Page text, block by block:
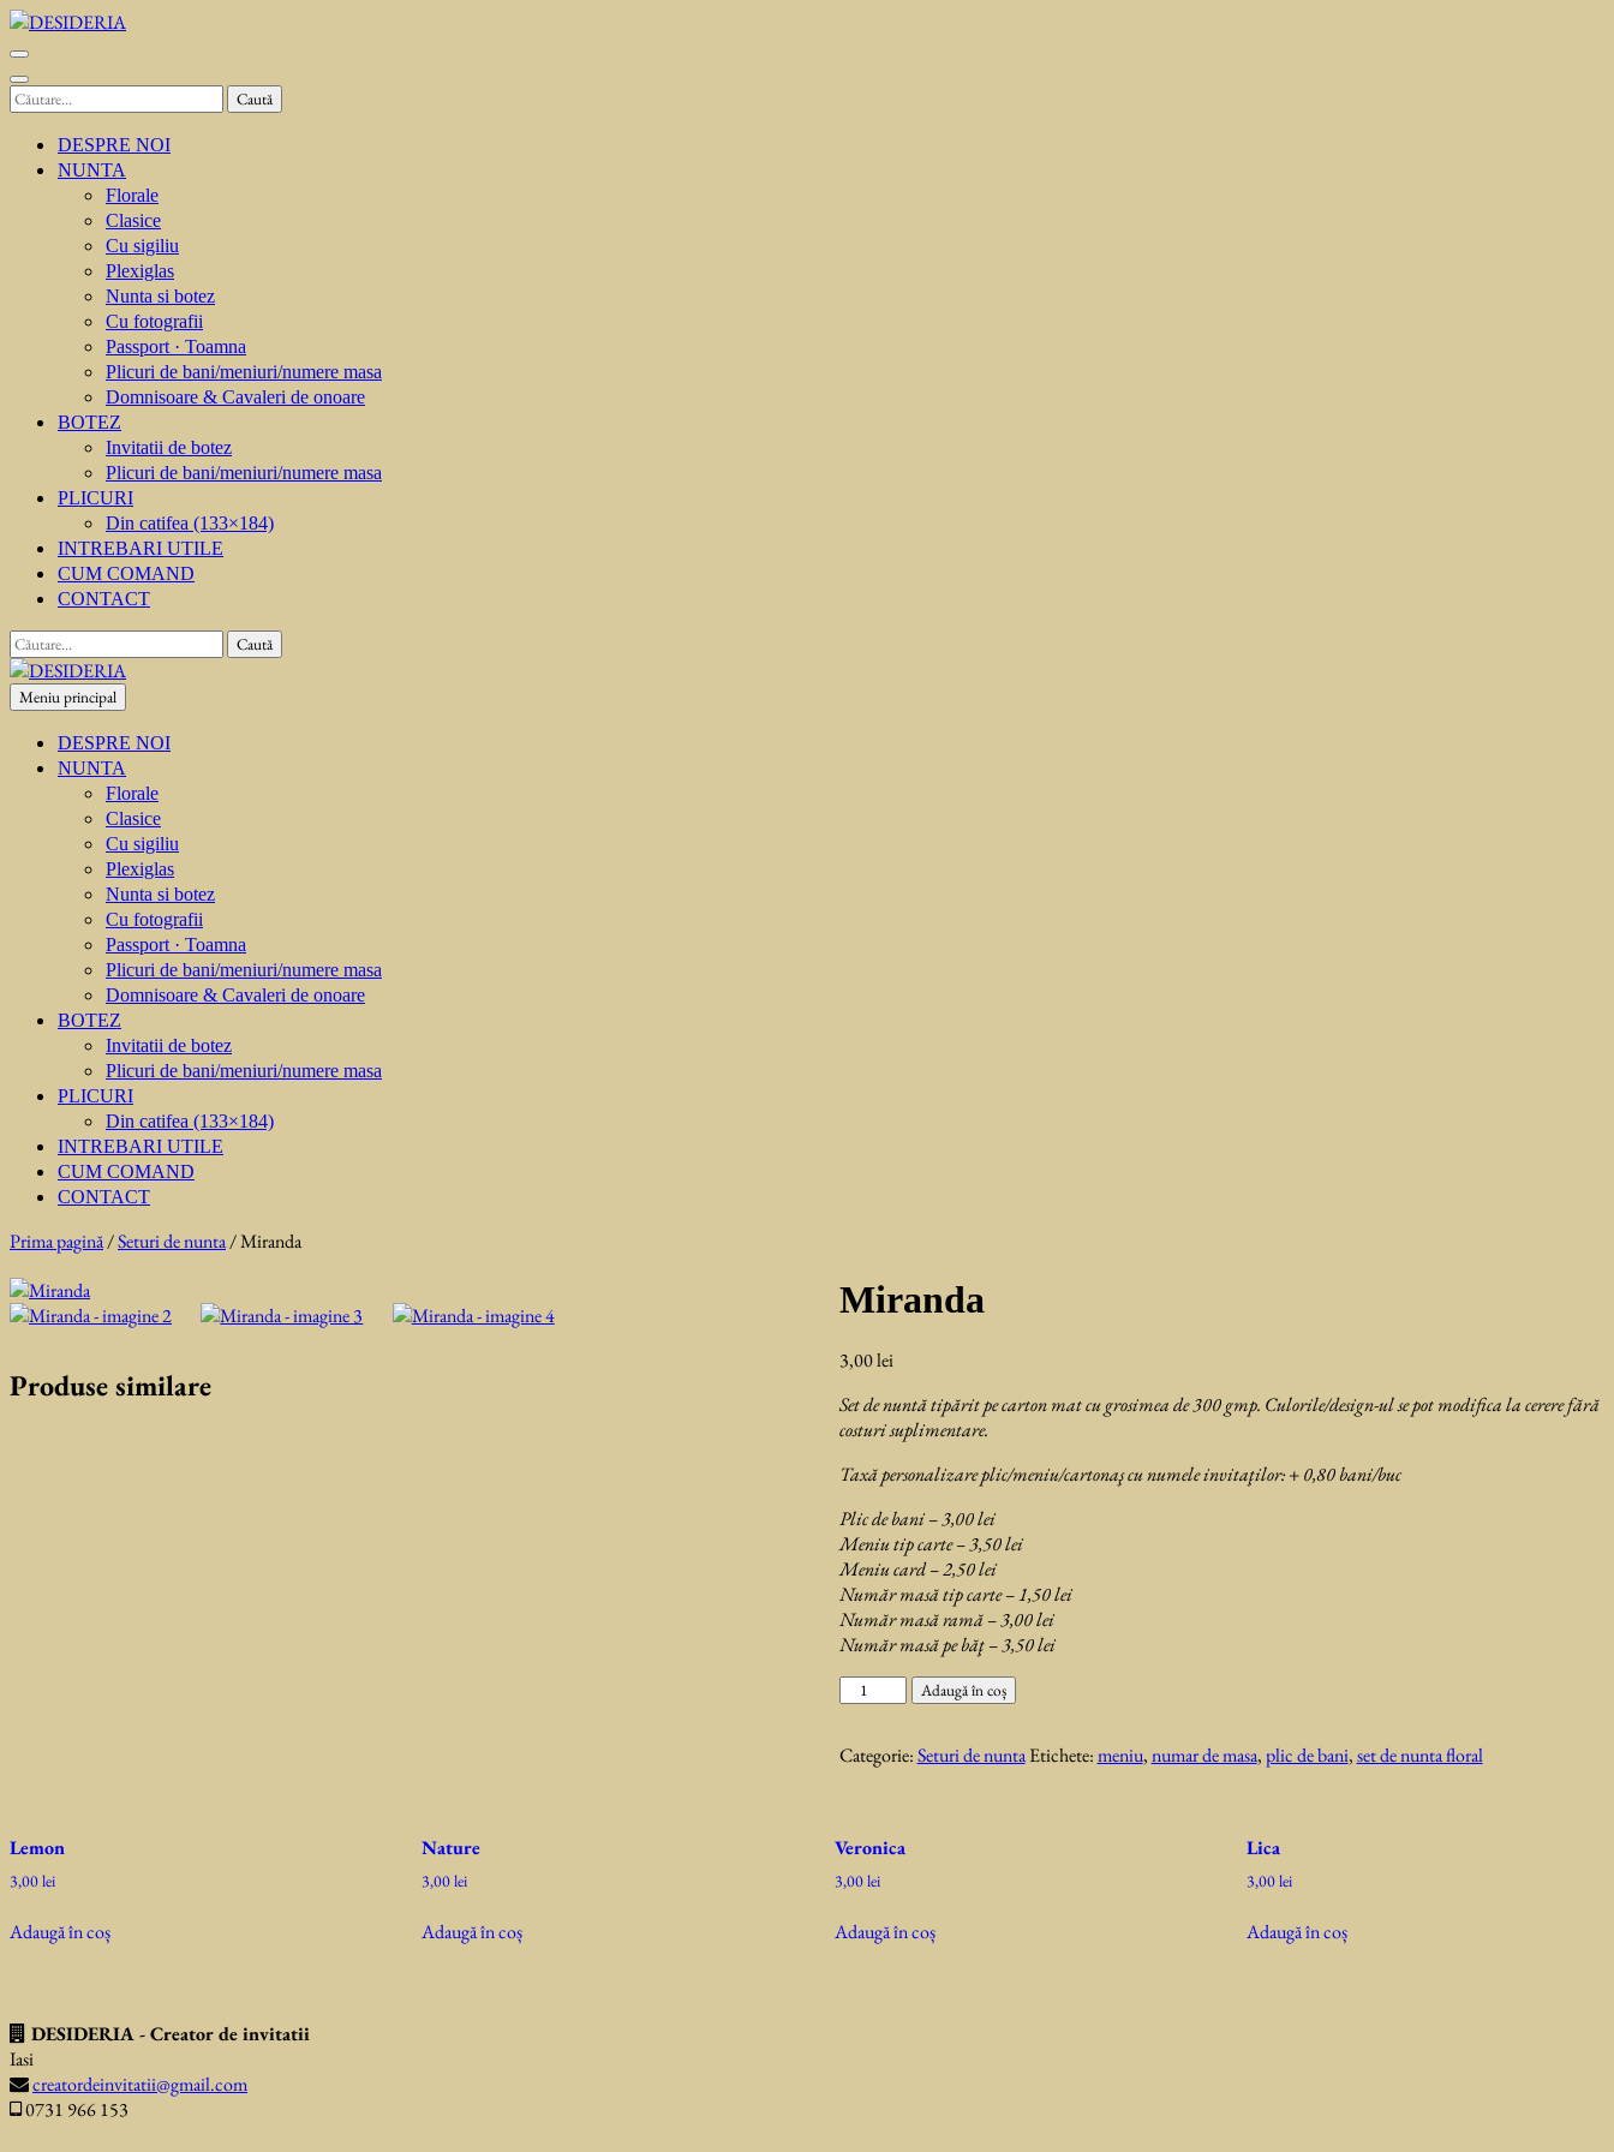
Sari
la
conținut
(apasă
Caută
DESPRE NOI
NUNTA
Florale
Clasice
Cu sigiliu
Plexiglas
Nunta si botez
Cu fotografii
Passport · Toamna
Plicuri de bani/meniuri/numere masa
Domnisoare & Cavaleri de onoare
BOTEZ
Invitatii de botez
Plicuri de bani/meniuri/numere masa
PLICURI
Din catifea (133×184)
INTREBARI UTILE
CUM COMAND
CONTACT
Caută
după:
DESIDERIA
Creator de invitati
Meniu principal
DESPRE NOI
NUNTA
Florale
Clasice
Cu sigiliu
Plexiglas
Nunta si botez
Cu fotografii
Passport · Toamna
Plicuri de bani/meniuri/numere masa
Domnisoare & Cavaleri de onoare
BOTEZ
Invitatii de botez
Plicuri de bani/meniuri/numere masa
PLICURI
Din catifea (133×184)
INTREBARI UTILE
CUM COMAND
CONTACT
Prima pagină/Seturi de nunta/ Miranda
Miranda
3,00lei
Set de nuntă tipărit pe carton mat cu grosimea de 300 gmp. Culorile/design-ul se pot modifica la cerere fără
costuri suplimentare.
Taxă personalizare plic/meniu/cartonaş cu numele invitaţilor: + 0,80 bani/buc
Plic de bani – 3,00 lei
Meniu tip carte – 3,50 lei
Meniu card – 2,50 lei
Număr masă tip carte – 1,50 lei
Număr masă ramă – 3,00 lei
Număr masă pe băţ – 3,50 lei
Cantitate
Adaugă în coș
Categorie:Seturi de nunta Etichete:meniu,numar de masa,plic de bani,set de nunta floral
Produse similare
Lemon
3,00lei
Adaugă în coș
Nature
3,00lei
Adaugă în coș
Veronica
3,00lei
Adaugă în coș
Lica
3,00lei
Adaugă în coș
DESIDERIA - Creator de invitatii
Iasi
creatordeinvitatii@gmail.com
0731 966 153